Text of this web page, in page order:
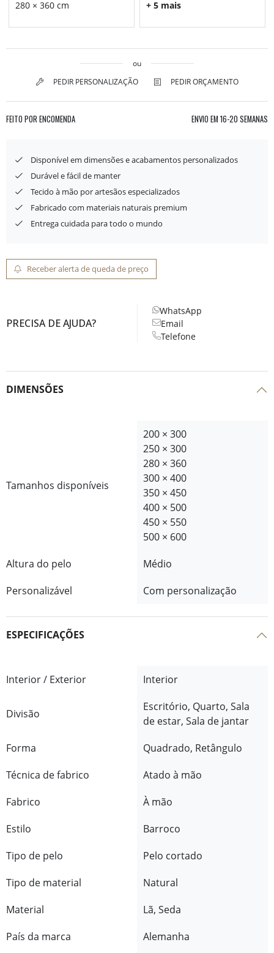
280 × 360 cm + 5 mais
ou
PEDIR PERSONALIZAÇÃO
PEDIR ORÇAMENTO
FEITO POR ENCOMENDA ENVIO EM 16-20 SEMANAS
Disponível em dimensões e acabamentos personalizados
Durável e fácil de manter
Tecido à mão por artesãos especializados
Fabricado com materiais naturais premium
Entrega cuidada para todo o mundo
Receber alerta de queda de preço
PRECISA DE AJUDA?
WhatsApp
Email
Telefone
DIMENSÕES
Tamanhos disponíveis
200 × 300
250 × 300
280 × 360
300 × 400
350 × 450
400 × 500
450 × 550
500 × 600
Altura do pelo
Médio
Personalizável
Com personalização
ESPECIFICAÇÕES
Interior / Exterior Interior
Divisão
Escritório, Quarto, Sala
de estar, Sala de jantar
Forma
Quadrado, Retângulo
Técnica de fabrico
Atado à mão
Fabrico
À mão
Estilo
Barroco
Tipo de pelo
Pelo cortado
Tipo de material
Natural
Material
Lã, Seda
País da marca
Alemanha